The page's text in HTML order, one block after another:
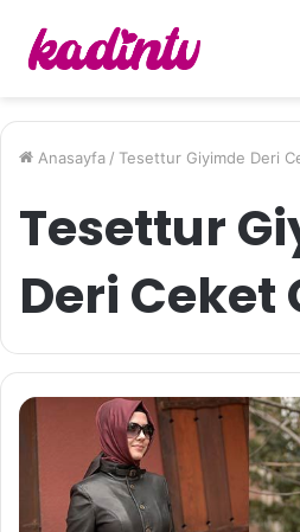
Anasayfa / Tesettur Giyimde Deri
Tesettur
Deri Ceket